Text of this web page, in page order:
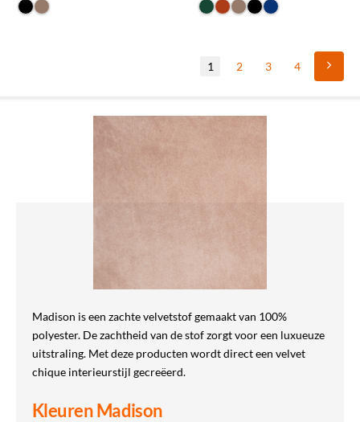
#000000
#967b6a #154734
#ac3c17
#967b6a
#000000
#073475
1 2 3 4
Madison is een zachte velvetstof gemaakt van 100%
polyester. De zachtheid van de stof zorgt voor een luxueuze
uitstraling. Met deze producten wordt direct een velvet
chique interieurstijl gecreëerd.
Kleuren Madison